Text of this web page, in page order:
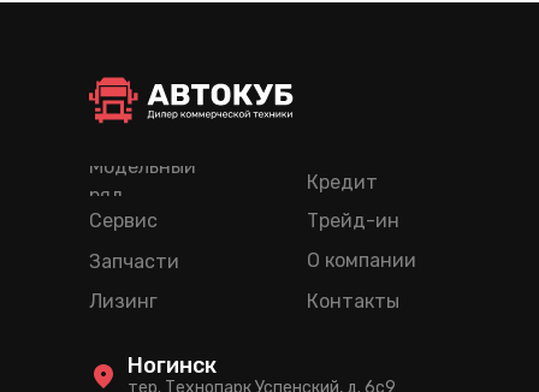
Лизинг
Кредит
Трейд-ин
Модельный
ряд
Сервис
Запчасти
О компании
Контакты
тер. Технопарк Успенский, д. 6c9
Ногинск